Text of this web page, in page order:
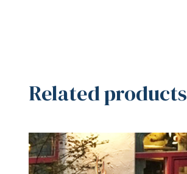
Related products
TREND